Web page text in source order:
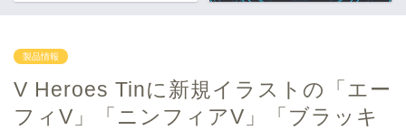
製品情報
V Heroes Tinに新規イラストの「エー
フィV」「ニンフィアV」「ブラッキ